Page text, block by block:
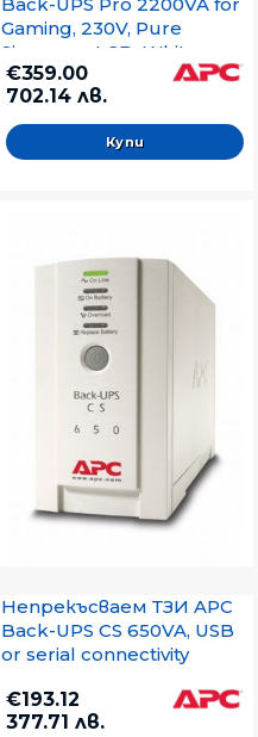
Gaming, 230V, Pure
Sinewave, LCD, White,
Schuko
€359.00
702.14 лв.
Непрекъсваем ТЗИ APC
Back-UPS CS 650VA, USB
or serial connectivity
€193.12
377.71 лв.